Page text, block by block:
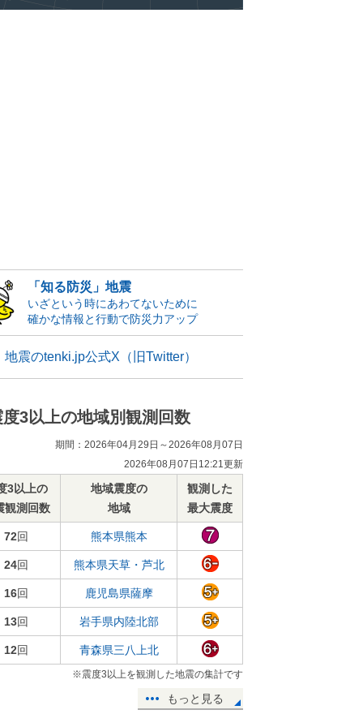
「知る防災」地震
いざという時にあわてないために
確かな情報と行動で防災力アップ
地震のtenki.jp公式X（旧Twitter）
度3以上の地域別観測回数
期間：2026年04月29日～2026年08月07日
2026年08月07日12:21更新
3以上の
観測回数
地域震度の
地域
観測した
最大震度
72回 熊本県熊本
24回 熊本県天草・芦北
16回 鹿児島県薩摩
13回 岩手県内陸北部
12回 青森県三八上北
※震度3以上を観測した地震の集計です
もっと見る